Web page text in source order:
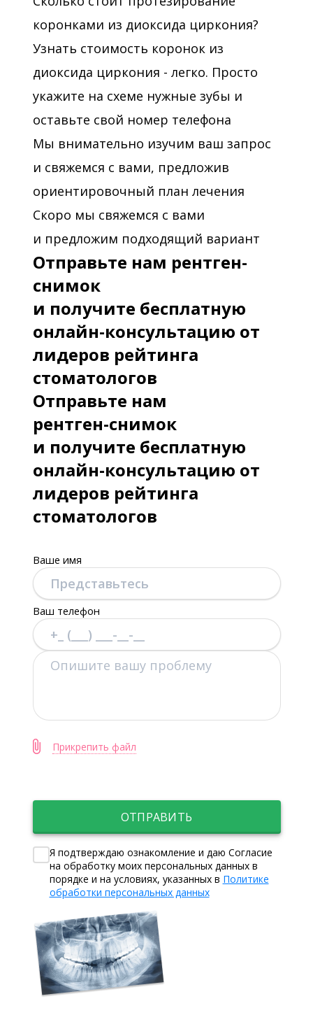
коронками из диоксида циркония?
Узнать стоимость коронок из
диоксида циркония - легко. Просто
укажите на схеме нужные зубы и
оставьте свой номер телефона
Мы внимательно изучим ваш запрос
и свяжемся с вами, предложив
ориентировочный план лечения
Скоро мы свяжемся с вами
и предложим подходящий вариант
Отправьте нам рентген-
снимок
и получите бесплатную
онлайн-консультацию от
лидеров рейтинга
стоматологов
Отправьте нам
рентген-снимок
и получите бесплатную
онлайн-консультацию от
лидеров рейтинга
стоматологов
Ваше имя
Ваш телефон
Прикрепить файл
ОТПРАВИТЬ
Я подтверждаю ознакомление и даю Согласие
на обработку моих персональных данных в
порядке и на условиях, указанных в Политике
обработки персональных данных